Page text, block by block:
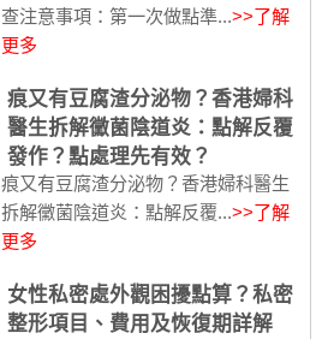
查注意事項：第一次做點準...>>了解
更多
痕又有豆腐渣分泌物？香港婦科
醫生拆解黴菌陰道炎：點解反覆
發作？點處理先有效？
痕又有豆腐渣分泌物？香港婦科醫生
拆解黴菌陰道炎：點解反覆...>>了解
更多
女性私密處外觀困擾點算？私密
整形項目、費用及恢復期詳解